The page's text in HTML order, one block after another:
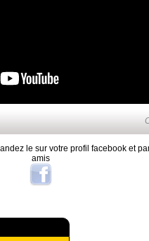
le sur votre profil facebook et
amis